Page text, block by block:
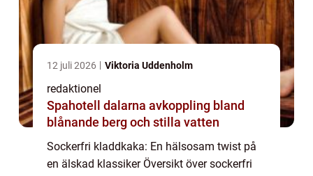
12 juli 2026 Viktoria Uddenholm
redaktionel
Spahotell dalarna avkoppling bland
blånande berg och stilla vatten
Sockerfri kladdkaka: En hälsosam twist på
en älskad klassiker Översikt över sockerfri